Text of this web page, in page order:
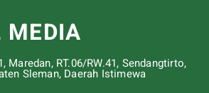
MEDIA
Maredan, RT.06/RW.41, Sendangtirto,
Sleman, Daerah Istimewa